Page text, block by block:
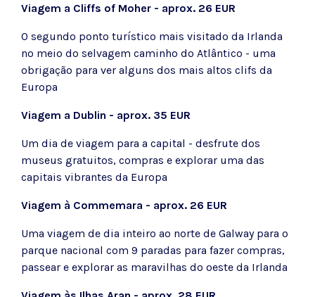
Viagem a Cliffs of Moher - aprox. 26 EUR
O segundo ponto turístico mais visitado da Irlanda
no meio do selvagem caminho do Atlântico - uma
obrigação para ver alguns dos mais altos clifs da
Europa
Viagem a Dublin - aprox. 35 EUR
Um dia de viagem para a capital - desfrute dos
museus gratuitos, compras e explorar uma das
capitais vibrantes da Europa
Viagem à Commemara - aprox. 26 EUR
Uma viagem de dia inteiro ao norte de Galway para o
parque nacional com 9 paradas para fazer compras,
passear e explorar as maravilhas do oeste da Irlanda